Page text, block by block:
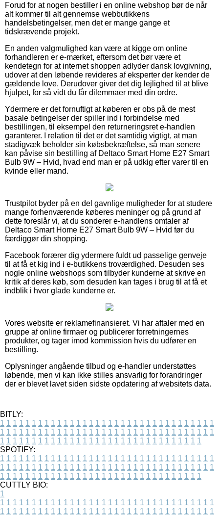
Forud for at nogen bestiller i en online webshop bør de når
alt kommer til alt gennemse webbutikkens
handelsbetingelser, men det er mange gange et
tidskrævende projekt.
En anden valgmulighed kan være at kigge om online
forhandleren er e-mærket, eftersom det bør være et
kendetegn for at internet shoppen adlyder dansk lovgivning,
udover at den løbende revideres af eksperter der kender de
gældende love. Derudover giver det dig lejlighed til at blive
hjulpet, for så vidt du får dilemmaer med din ordre.
Ydermere er det fornuftigt at køberen er obs på de mest
basale betingelser der spiller ind i forbindelse med
bestillingen, til eksempel den returneringsret e-handlen
garanterer. I relation til det er det samtidig vigtigt, at man
stadigvæk beholder sin købsbekræftelse, så man senere
kan påvise sin bestilling af Deltaco Smart Home E27 Smart
Bulb 9W – Hvid, hvad end man er på udkig efter varer til en
kvinde eller mand.
Trustpilot byder på en del gavnlige muligheder for at studere
mange forhenværende køberes meninger og på grund af
dette foreslår vi, at du sonderer e-handlens omtaler af
Deltaco Smart Home E27 Smart Bulb 9W – Hvid før du
færdiggør din shopping.
Facebook forærer dig ydermere fuldt ud passelige genveje
til at få et kig ind i e-butikkens troværdighed. Desuden ses
nogle online webshops som tilbyder kunderne at skrive en
kritik af deres køb, som desuden kan tages i brug til at få et
indblik i hvor glade kunderne er.
Vores website er reklamefinansieret. Vi har aftaler med en
gruppe af online firmaer og publicerer forretningernes
produkter, og tager imod kommission hvis du udfører en
bestilling.
Oplysninger angående tilbud og e-handler understøttes
løbende, men vi kan ikke stilles ansvarlig for forandringer
der er blevet lavet siden sidste opdatering af websitets data.
BITLY:
1 1 1 1 1 1 1 1 1 1 1 1 1 1 1 1 1 1 1 1 1 1 1 1 1 1 1 1 1 1 1 1 1 1
1 1 1 1 1 1 1 1 1 1 1 1 1 1 1 1 1 1 1 1 1 1 1 1 1 1 1 1 1 1 1 1 1 1
1 1 1 1 1 1 1 1 1 1 1 1 1 1 1 1 1 1 1 1 1 1 1 1 1 1 1 1 1 1 1 1
SPOTIFY:
1 1 1 1 1 1 1 1 1 1 1 1 1 1 1 1 1 1 1 1 1 1 1 1 1 1 1 1 1 1 1 1 1 1
1 1 1 1 1 1 1 1 1 1 1 1 1 1 1 1 1 1 1 1 1 1 1 1 1 1 1 1 1 1 1 1 1 1
1 1 1 1 1 1 1 1 1 1 1 1 1 1 1 1 1 1 1 1 1 1 1 1 1 1 1 1 1 1 1 1
CUTTLY BIO:
1
1 1 1 1 1 1 1 1 1 1 1 1 1 1 1 1 1 1 1 1 1 1 1 1 1 1 1 1 1 1 1 1 1 1
1 1 1 1 1 1 1 1 1 1 1 1 1 1 1 1 1 1 1 1 1 1 1 1 1 1 1 1 1 1 1 1 1 1